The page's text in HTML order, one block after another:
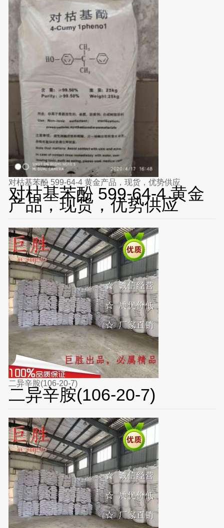
对枯基苯酚 599-64-4 黄金产品，现货，优势供应
对枯基苯酚 599-64-4 黄金
产品，现货，优势供应
二异辛胺(106-20-7)
二异辛胺(106-20-7)